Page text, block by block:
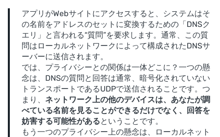
アプリがWebサイトにアクセスすると、システムはそ
の名前をアドレスのセットに変換するための「DNSク
エリ」と言われる“質問”を要求します。通常、この質
問はローカルネットワークによって構成されたDNSサ
ーバーに送信されます。
では、プライバシーとの関係は一体どこに？一つの懸
念は、DNSの質問と回答は通常、暗号化されていない
トランスポートであるUDPで送信されることです。つ
まり、 ネットワーク上の他のデバイスは、あなたが調
べている名前を見ることができるだけでなく、回答を
妨害する可能性があるということです。
もう一つのプライバシー上の懸念は、ローカルネット